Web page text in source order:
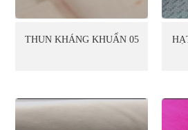
THUN KHÁNG KHUẨN 05